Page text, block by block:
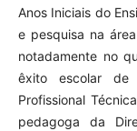
Anos Iniciais do
e pesquisa na
notadamente no
êxito escolar de
Profissional
pedagoga da